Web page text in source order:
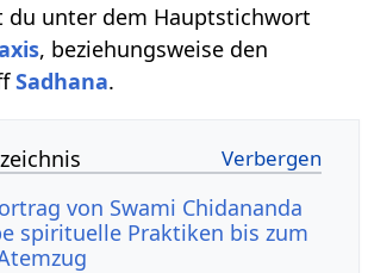
du unter dem Hauptstichwort
, beziehungsweise den
Sadhana.
von Swami Chidananda
spirituelle Praktiken bis zum